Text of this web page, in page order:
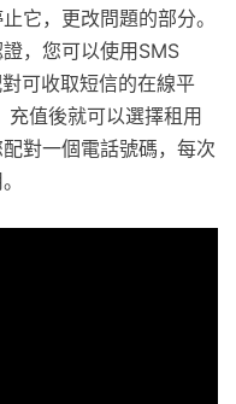
它，更改問題的部分。
，您可以使用SMS
可收取短信的在線平
值後就可以選擇租用
對一個電話號碼，每次